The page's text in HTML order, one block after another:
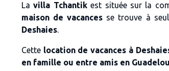
Lavilla Tchantikest située sur la
maison de vacances se trouve à
Deshaies.
Cette location de vacances à
en famille ou entre amis en